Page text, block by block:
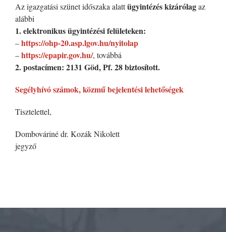
Az igazgatási szünet időszaka alattügyintézés kizárólagaz
alábbi
1. elektronikus ügyintézési felületeken:
–https://ohp-20.asp.lgov.hu/nyitolap
–https://epapir.gov.hu/, továbbá
2. postacímen: 2131 Göd, Pf. 28 biztosított.
Segélyhívó számok, közmű bejelentési lehetőségek
Tisztelettel,
Dombováriné dr. Kozák Nikolett
jegyző